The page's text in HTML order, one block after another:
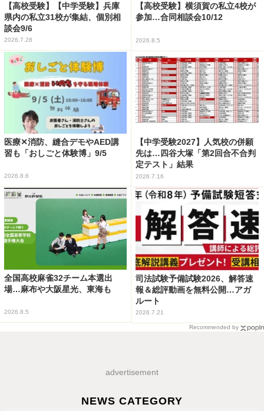
【高校受験】【中学受験】兵庫
県内の私立31校が集結、個別相
談会9/6
2026.7.28
【高校受験】横須賀の私立4校が
参加…合同相談会10/12
2026.8.5
医療✕消防、縫合デモやAED講
習も「おしごと体験博」9/5
2026.8.6
【中学受験2027】人気校の併願
先は…四谷大塚「第2回合不合判
定テスト」結果
2026.7.16
全国高校麻雀32チーム本選出
場…麻布や大阪星光、東海も
2026.8.5
司法試験予備試験2026、解答速
報＆総評動画を無料公開…アガ
ルート
2026.7.21
Recommended by
advertisement
NEWS CATEGORY